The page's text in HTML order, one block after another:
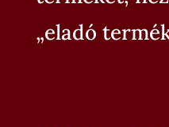
„eladó